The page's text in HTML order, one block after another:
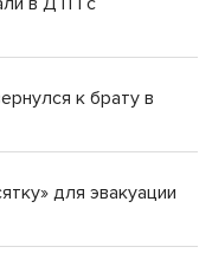
к брату в
для эвакуации